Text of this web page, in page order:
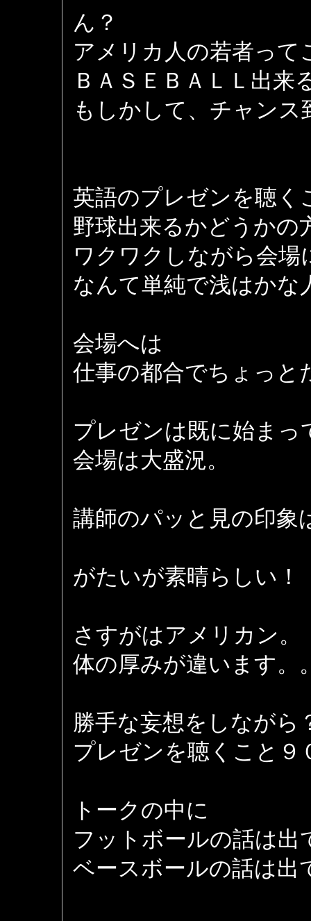
ん？
アメリカ人の若者って
ＢＡＳＥＢＡＬＬ出来
もしかして、チャンス
英語のプレゼンを聴く
野球出来るかどうかの
ワクワクしながら会
なんて単純で浅はかな
会場へは
仕事の都合でちょっと
プレゼンは既に始まっ
会場は大盛況。
講師のパッと見の印象
がたいが素晴らしい！
さすがはアメリカン。
体の厚みが違います。
勝手な妄想をしながら
プレゼンを聴くこと９
トークの中に
フットボールの話は出
ベースボールの話は出